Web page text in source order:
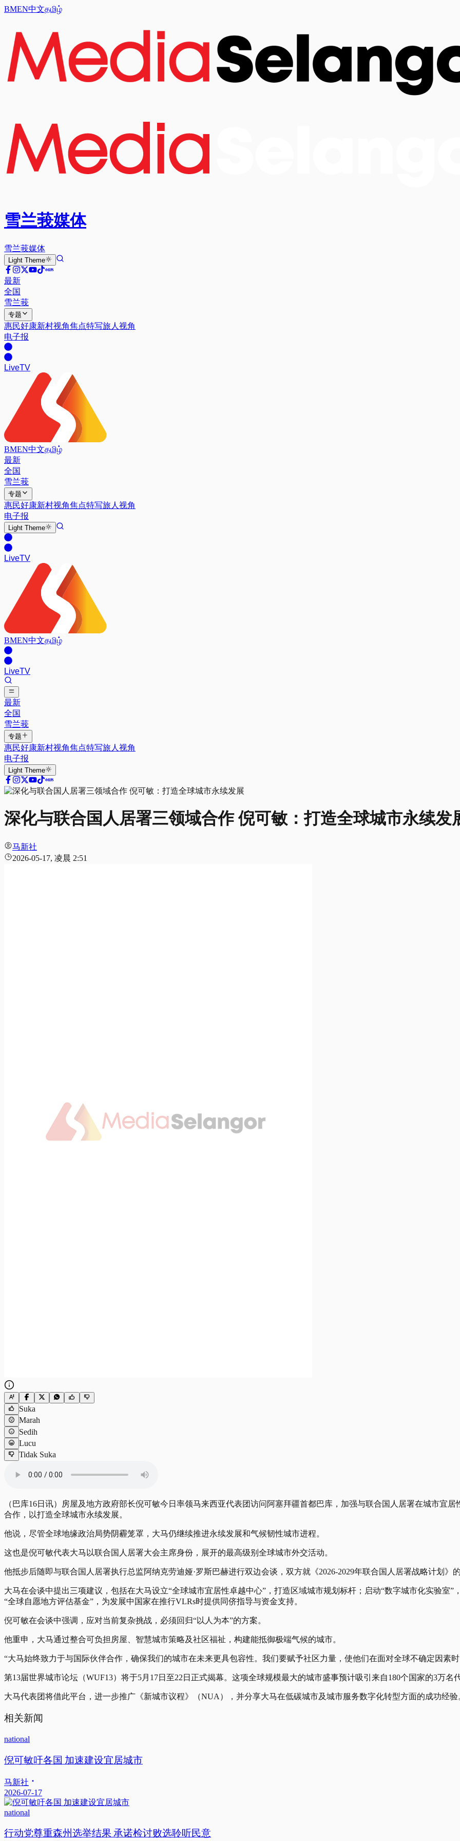
BMEN中文தமிழ்
雪兰莪媒体
雪兰莪媒体
Light Theme
最新
全国
雪兰莪
专题
惠民好康新村视角焦点特写旅人视角
电子报
LiveTV
BMEN中文தமிழ்
最新
全国
雪兰莪
专题
惠民好康新村视角焦点特写旅人视角
电子报
Light Theme
LiveTV
BMEN中文தமிழ்
LiveTV
最新
全国
雪兰莪
专题
惠民好康新村视角焦点特写旅人视角
电子报
Light Theme
深化与联合国人居署三领域合作 倪可敏：打造全球城市永续发
马新社
2026-05-17, 凌晨 2:51
Suka
Marah
Sedih
Lucu
Tidak Suka
（巴库16日讯）房屋及地方政府部长倪可敏今日率领马来西亚代表团访问阿塞拜疆首都巴库，加强与联合国人居署在城市宜
合作，以打造全球城市永续发展。
他说，尽管全球地缘政治局势阴霾笼罩，大马仍继续推进永续发展和气候韧性城市进程。
这也是倪可敏代表大马以联合国人居署大会主席身份，展开的最高级别全球城市外交活动。
他抵步后随即与联合国人居署执行总监阿纳克劳迪娅·罗斯巴赫进行双边会谈，双方就《2026-2029年联合国人居署战略计划》
大马在会谈中提出三项建议，包括在大马设立“全球城市宜居性卓越中心”，打造区域城市规划标杆；启动“数字城市化实验室
“全球自愿地方评估基金”，为发展中国家在推行VLRs时提供同侪指导与资金支持。
倪可敏在会谈中强调，应对当前复杂挑战，必须回归“以人为本”的方案。
他重申，大马通过整合可负担房屋、智慧城市策略及社区福祉，构建能抵御极端气候的城市。
“大马始终致力于与国际伙伴合作，确保我们的城市在未来更具包容性。我们要赋予社区力量，使他们在面对全球不确定因素
第13届世界城市论坛（WUF13）将于5月17日至22日正式揭幕。这项全球规模最大的城市盛事预计吸引来自180个国家的3万名
大马代表团将借此平台，进一步推广《新城市议程》（NUA），并分享大马在低碳城市及城市服务数字化转型方面的成功经验
相关新闻
national
倪可敏吁各国 加速建设宜居城市
马新社
2026-07-17
national
行动党尊重森州选举结果 承诺检讨败选聆听民意